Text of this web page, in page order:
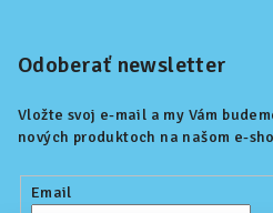
Odoberať newsletter
Vložte svoj e-mail a my Vám
nových produktoch na našom e-
Email